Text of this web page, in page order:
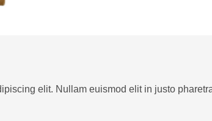
elit. Nullam euismod elit in justo